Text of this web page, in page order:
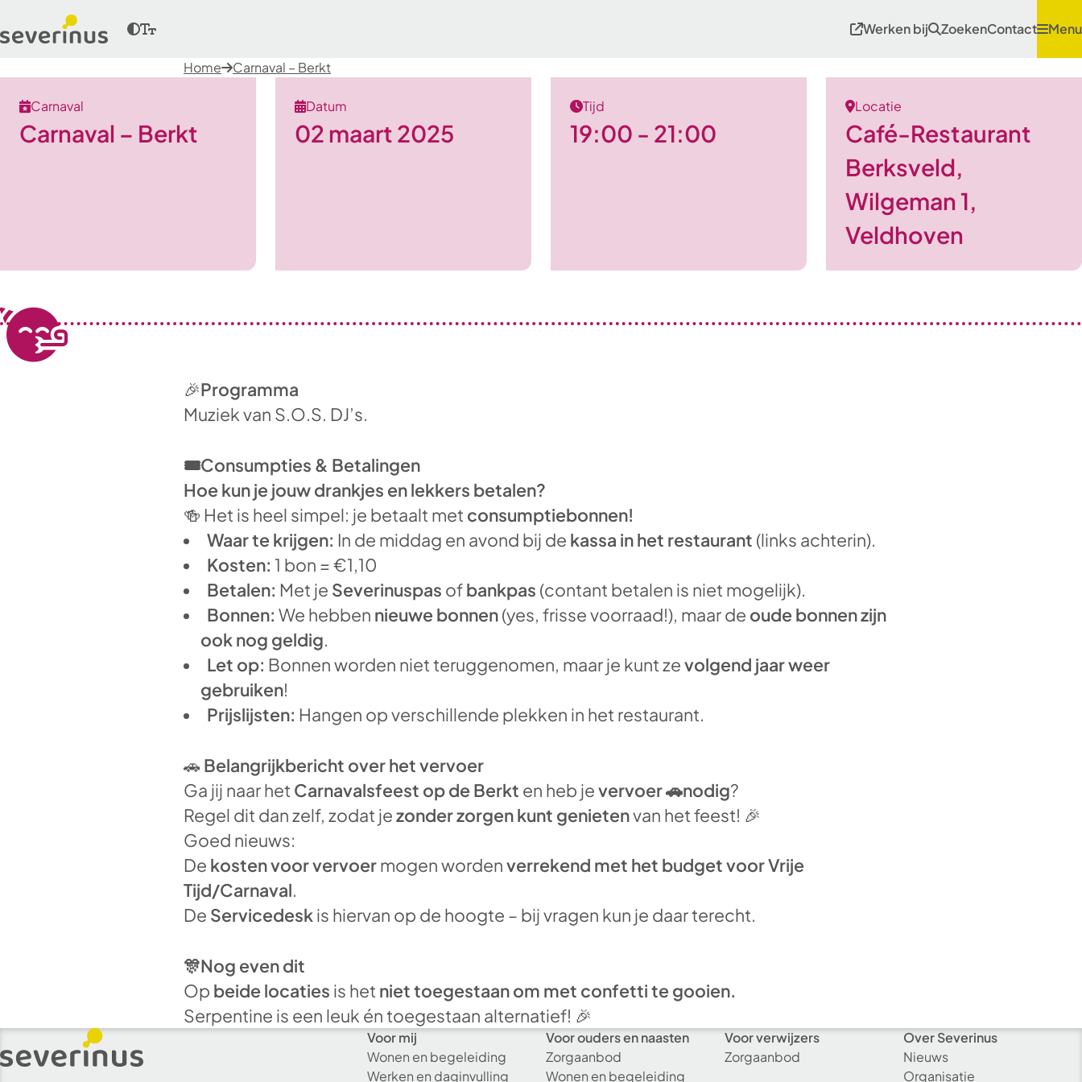
Werken bij ZoekenContact Menu
Home Carnaval – Berkt
Carnaval
Carnaval – Berkt
Datum
02 maart 2025
Tijd
19:00 - 21:00
Locatie
Café-Restaurant
Berksveld,
Wilgeman 1,
Veldhoven
🎉Programma
Muziek van S.O.S. DJ’s.
🎟️Consumpties & Betalingen
Hoe kun je jouw drankjes en lekkers betalen?
🍻 Het is heel simpel: je betaalt met consumptiebonnen!
Waar te krijgen: In de middag en avond bij de kassa in het restaurant (links achterin).
Kosten: 1 bon = €1,10
Betalen: Met je Severinuspas ofbankpas (contant betalen is niet mogelijk).
Bonnen: We hebben nieuwe bonnen(yes, frisse voorraad!), maar de oude bonnen zijn
ook nog geldig.
Let op: Bonnen worden niet teruggenomen, maar je kunt zevolgend jaar weer
gebruiken!
Prijslijsten: Hangen op verschillende plekken in het restaurant.
🚗 Belangrijkbericht over het vervoer
Ga jij naar het Carnavalsfeest op de Berkt en heb jevervoer 🚗nodig?
Regel dit dan zelf, zodat jezonder zorgen kunt genietenvan het feest! 🎉
Goed nieuws:
De kosten voor vervoermogen wordenverrekend met het budget voor Vrije
Tijd/Carnaval.
De Servicedeskis hiervan op de hoogte – bij vragen kun je daar terecht.
🎊Nog even dit
Op beide locaties is het niet toegestaan om met confetti te gooien.
Serpentine is een leuk én toegestaan alternatief! 🎉
Voor mij
Wonen en begeleiding
Werken en daginvulling
Voor ouders en naasten
Zorgaanbod
Wonen en begeleiding
Voor verwijzers
Zorgaanbod
Over Severinus
Nieuws
Organisatie